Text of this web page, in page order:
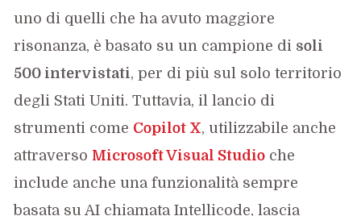
uno di quelli che ha avuto maggiore
risonanza, è basato su un campione di soli
500 intervistati, per di più sul solo territorio
degli Stati Uniti. Tuttavia, il lancio di
strumenti come Copilot X, utilizzabile anche
attraverso Microsoft Visual Studio che
include anche una funzionalità sempre
basata su AI chiamata Intellicode, lascia